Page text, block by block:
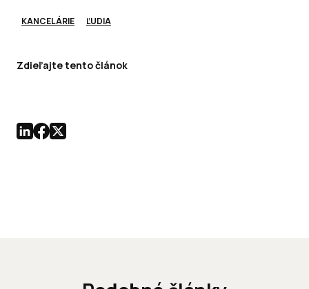
KANCELÁRIE ĽUDIA
Zdieľajte tento článok